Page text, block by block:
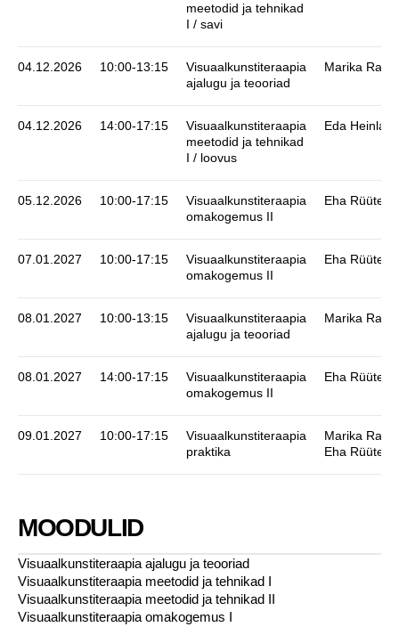
meetodid ja tehnikad
I / savi
04.12.2026 10:00-13:15
Visuaalkunstiteraapia
ajalugu ja teooriad
Marika
04.12.2026 14:00-17:15
Visuaalkunstiteraapia
meetodid ja tehnikad
I / loovus
Eda Heinla
05.12.2026 10:00-17:15
Visuaalkunstiteraapia
omakogemus II
Eha Rüütel
07.01.2027 10:00-17:15
Visuaalkunstiteraapia
omakogemus II
Eha Rüütel
08.01.2027 10:00-13:15
Visuaalkunstiteraapia
ajalugu ja teooriad
Marika
08.01.2027 14:00-17:15
Visuaalkunstiteraapia
omakogemus II
Eha Rüütel
09.01.2027 10:00-17:15
Visuaalkunstiteraapia
praktika
Marika
Eha Rüütel
MOODULID
Visuaalkunstiteraapia ajalugu ja teooriad
Visuaalkunstiteraapia meetodid ja tehnikad I
Visuaalkunstiteraapia meetodid ja tehnikad II
Visuaalkunstiteraapia omakogemus I